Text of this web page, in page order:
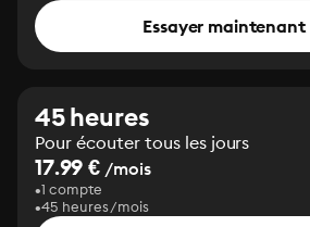
Essayer maintenant
45 heures
Pour écouter tous les jours
17.99 € /mois
1 compte
45 heures/mois